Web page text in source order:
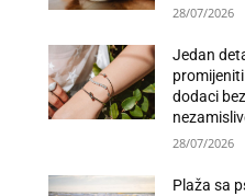
28/07/2026
Jedan
dodaci
28/07/2026
Plaža sa